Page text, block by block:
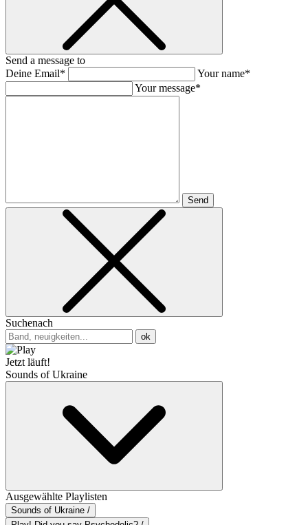
Send a message to
Deine Email*
Your name*
Your message*
Send
Suchenach
ok
Jetzt läuft!
Sounds of Ukraine
Ausgewählte Playlisten
Sounds of Ukraine /